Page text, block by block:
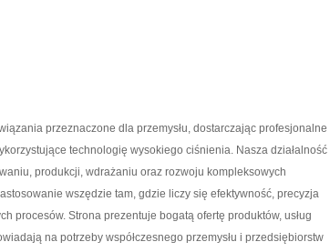
przeznaczone dla przemysłu, dostarczając profesjonalne
technologię wysokiego ciśnienia. Nasza działalność
produkcji, wdrażaniu oraz rozwoju kompleksowych
wszędzie tam, gdzie liczy się efektywność, precyzja
procesów. Strona prezentuje bogatą ofertę produktów, usług
na potrzeby współczesnego przemysłu i przedsiębiorstw